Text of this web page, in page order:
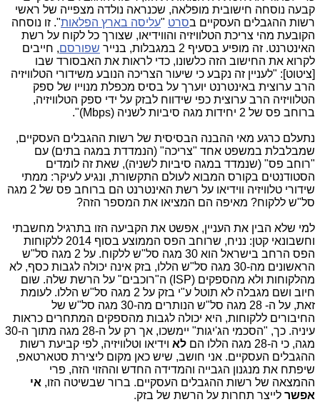
קבעה נוסחה חישובית מופלאה, שכנראה נולדה מצפייה של ראשי
רשות ההגבלים העסקיים בסרט "עליסה בארץ הפלאות". זו נוסחה
הקובעת מהי צריכת הטלוויזיה והווידיאו, שצורך כל לקוח על רשת
האינטרנט. זה מופיע בסעיף 2 במגבלות, בנייר
שפורסם, חייבים
לקרוא את החישוב הזה כלשונו, כדי לראות את האבסורד שבו
[ציטוט]: "לעניין זה נקבע כי שיעור הצריכה הנובע משידורי הטלוויזיה
הרב ערוצית באינטרנט יוערך על בסיס מכפלת מנוייו של ספק
הטלוויזיה הרב ערוצית כפי שידווח לבזק על ידי ספק הטלוויזיה,
ברוחב פס של 2 יחידות מגה סיביות לשניה (Mbps)".
נתעלם כרגע מאי ההבנה הבסיסית של רשות ההגבלים העסקיים,
שמבלבלת במשפט אחד "צריכה" (הנמדדת במגה בתים) עם
"רוחב פס" (שנמדד במגה סיביות לשניה), שאת זה לומדים
הסטודנטים בקורס המבוא לעולם התקשורת, ונגיע לעיקר: ממתי
שידורי טלוויזיה ווידיאו על רשת האינטרנט הם ברוחב פס של 2 מגה
סל"ש ללקוח? מאיפה הם המציאו את המספר הזה?
למי שלא הבין את העניין, אפשט את הקביעה הזו בתרגיל מחשבתי
וחשבונאי קטן: נניח, שרוחב הפס הממוצע בסוף 2014 ללקוחות
הפס הרחב בישראל הוא 30 מגה סל"ש ללקוח. על 2 מגה סל"ש
הראשונים מה-30 מגה סל"ש הללו, בזק אינה יכולה לגבות כסף, לא
מהלקוחות ולא מהספקים (ISP) ה"רוכבים" על הרשת שלה. שום
חיוב ושם מגבלה לא תוטל ע"י בזק על 2 מגה סל"ש הללו. לעומת
זאת, על ה- 28 מגה סל"ש הנותרים מה-30 מגה סל"ש של
החיבורים ללקוחות, היא יכולה לגבות מהספקים המתחרים כראות
עיניה. כך, "הסכמי הג'יגות" יימשכו, אך רק על ה-28 מגה מתוך ה-30
מגה, כי ה-28 מגה הללו הם
לא וידיאו וטלוויזיה, לפי קביעת רשות
ההגבלים העסקיים. אני חושב, שיש כאן מקום ליצירת סטארטאפ,
שיפתח את מנגנון הגבייה והמדידה החדש וההזוי הזה, פרי
ההמצאה של רשות ההגבלים העסקיים. ברור שבשיטה הזו, אי
אפשר לייצר תחרות על הרשת של בזק.